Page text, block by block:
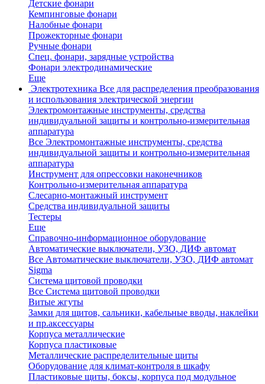
Детские фонари
Кемпинговые фонари
Налобные фонари
Прожекторные фонари
Ручные фонари
Спец. фонари, зарядные устройства
Фонари электродинамические
Еще
Электротехника Все для распределения преобразования
и использования электрической энергии
Электромонтажные инструменты, средства
индивидуальной защиты и контрольно-измерительная
аппаратура
Все Электромонтажные инструменты, средства
индивидуальной защиты и контрольно-измерительная
аппаратура
Инструмент для опрессовки наконечников
Контрольно-измерительная аппаратура
Слесарно-монтажный инструмент
Средства индивидуальной защиты
Тестеры
Еще
Справочно-информационное оборудование
Автоматические выключатели, УЗО, ДИФ автомат
Все Автоматические выключатели, УЗО, ДИФ автомат
Sigma
Система щитовой проводки
Все Система щитовой проводки
Витые жгуты
Замки для щитов, сальники, кабельные вводы, наклейки
и пр.аксессуары
Корпуса металлические
Корпуса пластиковые
Металлические распределительные щиты
Оборудование для климат-контроля в шкафу
Пластиковые щиты, боксы, корпуса под модульное